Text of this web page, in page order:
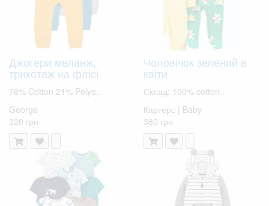
Джогери меланж,
трикотаж на флісі
76% Cotton 21% Polye..
George
320 грн
Чоловічок зелений в
квіти
Склад: 100% cotton..
Картерс | Baby
380 грн